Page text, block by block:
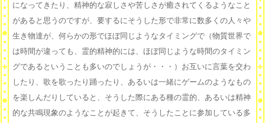
になってきたり、精神的な寂しさや苦しさが癒されてくるようなこと
があると思うのですが、要するにそうした形で非常に数多くの人々や
生き物達が、何らかの形でほぼ同じようなタイミングで（物質世界で
は時間が違っても、霊的精神的には、ほぼ同じような時間のタイミン
グであるということも多いのでしょうが・・・）お互いに言葉を交わ
したり、歌を歌ったり踊ったり、あるいは一緒にゲームのようなもの
を楽しんだりしていると、そうした際にある種の霊的、あるいは精神
的な共鳴現象のようなことが起きて、そうしたことに参加している多